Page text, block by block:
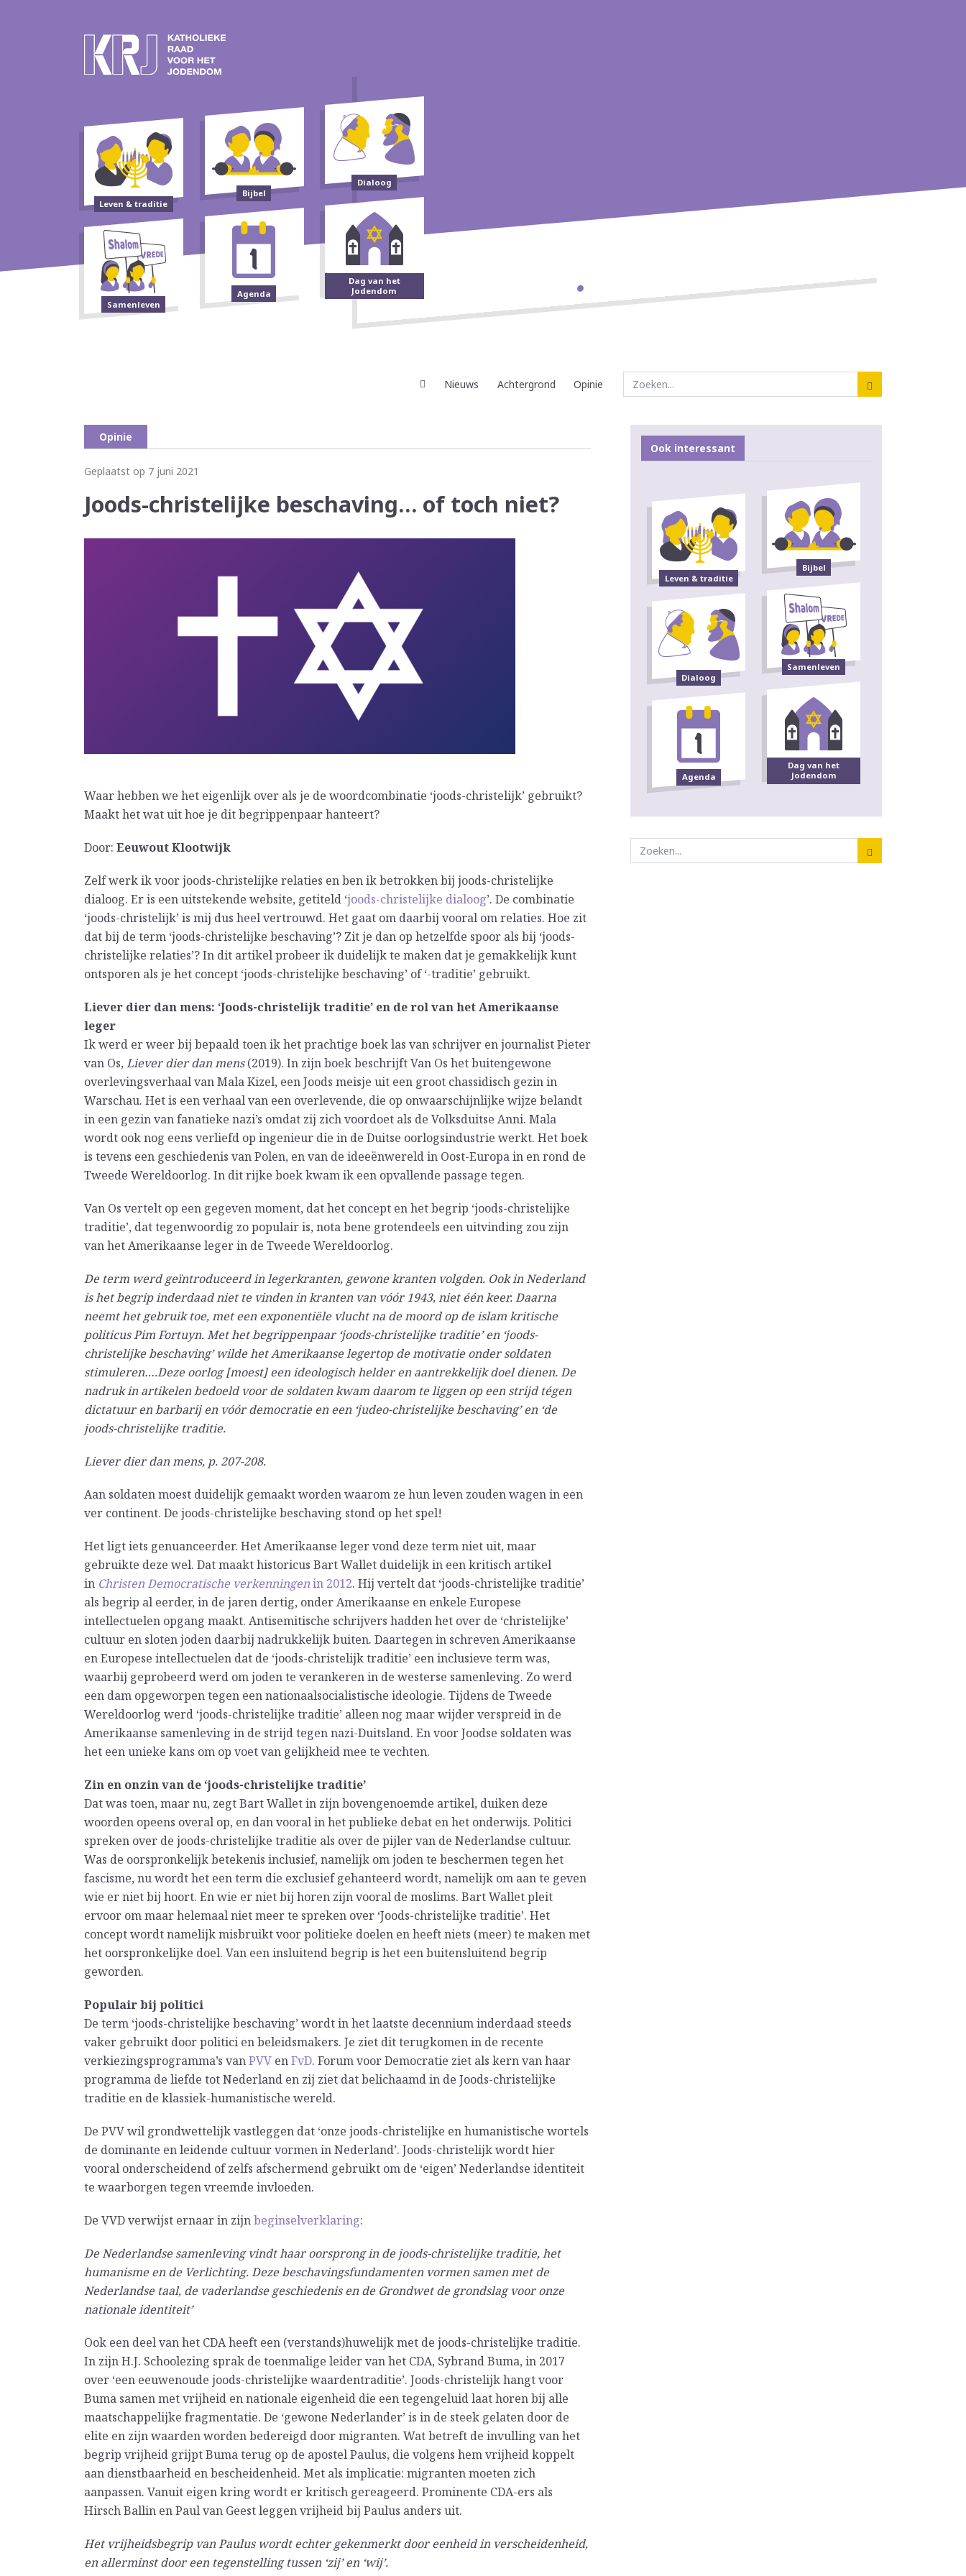
Leven & traditie
Bijbel
Dialoog
Samenleven
Agenda
Dag van het
Jodendom
Nieuws Achtergrond Opinie
Opinie
Geplaatst op 7 juni 2021
Joods-christelijke beschaving… of toch niet?
Waar hebben we het eigenlijk over als je de woordcombinatie ‘joods-christelijk’ gebruikt?
Maakt het wat uit hoe je dit begrippenpaar hanteert?
Door: Eeuwout Klootwijk
Zelf werk ik voor joods-christelijke relaties en ben ik betrokken bij joods-christelijke
dialoog. Er is een uitstekende website, getiteld ‘joods-christelijke dialoog’. De combinatie
‘joods-christelijk’ is mij dus heel vertrouwd. Het gaat om daarbij vooral om relaties. Hoe zit
dat bij de term ‘joods-christelijke beschaving’? Zit je dan op hetzelfde spoor als bij ‘joods-
christelijke relaties’? In dit artikel probeer ik duidelijk te maken dat je gemakkelijk kunt
ontsporen als je het concept ‘joods-christelijke beschaving’ of ‘-traditie’ gebruikt.
Liever dier dan mens: ‘Joods-christelijk traditie’ en de rol van het Amerikaanse
leger
Ik werd er weer bij bepaald toen ik het prachtige boek las van schrijver en journalist Pieter
van Os, Liever dier dan mens(2019). In zijn boek beschrijft Van Os het buitengewone
overlevingsverhaal van Mala Kizel, een Joods meisje uit een groot chassidisch gezin in
Warschau. Het is een verhaal van een overlevende, die op onwaarschijnlijke wijze belandt
in een gezin van fanatieke nazi’s omdat zij zich voordoet als de Volksduitse Anni. Mala
wordt ook nog eens verliefd op ingenieur die in de Duitse oorlogsindustrie werkt. Het boek
is tevens een geschiedenis van Polen, en van de ideeënwereld in Oost-Europa in en rond de
Tweede Wereldoorlog. In dit rijke boek kwam ik een opvallende passage tegen.
Van Os vertelt op een gegeven moment, dat het concept en het begrip ‘joods-christelijke
traditie’, dat tegenwoordig zo populair is, nota bene grotendeels een uitvinding zou zijn
van het Amerikaanse leger in de Tweede Wereldoorlog.
De term werd geïntroduceerd in legerkranten, gewone kranten volgden. Ook in Nederland
is het begrip inderdaad niet te vinden in kranten van vóór 1943, niet één keer. Daarna
neemt het gebruik toe, met een exponentiële vlucht na de moord op de islam kritische
politicus Pim Fortuyn. Met het begrippenpaar ‘joods-christelijke traditie’ en ‘joods-
christelijke beschaving’ wilde het Amerikaanse legertop de motivatie onder soldaten
stimuleren….Deze oorlog [moest] een ideologisch helder en aantrekkelijk doel dienen. De
nadruk in artikelen bedoeld voor de soldaten kwam daarom te liggen op een strijd tégen
dictatuur en barbarij en vóór democratie en een ‘judeo-christelijke beschaving’ en ‘de
joods-christelijke traditie.
Liever dier dan mens, p. 207-208.
Aan soldaten moest duidelijk gemaakt worden waarom ze hun leven zouden wagen in een
ver continent. De joods-christelijke beschaving stond op het spel!
Het ligt iets genuanceerder. Het Amerikaanse leger vond deze term niet uit, maar
gebruikte deze wel. Dat maakt historicus Bart Wallet duidelijk in een kritisch artikel
in Christen Democratische verkenningenin 2012. Hij vertelt dat ‘joods-christelijke traditie’
als begrip al eerder, in de jaren dertig, onder Amerikaanse en enkele Europese
intellectuelen opgang maakt. Antisemitische schrijvers hadden het over de ‘christelijke’
cultuur en sloten joden daarbij nadrukkelijk buiten. Daartegen in schreven Amerikaanse
en Europese intellectuelen dat de ‘joods-christelijk traditie’ een inclusieve term was,
waarbij geprobeerd werd om joden te verankeren in de westerse samenleving. Zo werd
een dam opgeworpen tegen een nationaalsocialistische ideologie. Tijdens de Tweede
Wereldoorlog werd ‘joods-christelijke traditie’ alleen nog maar wijder verspreid in de
Amerikaanse samenleving in de strijd tegen nazi-Duitsland. En voor Joodse soldaten was
het een unieke kans om op voet van gelijkheid mee te vechten.
Zin en onzin van de ‘joods-christelijke traditie’
Dat was toen, maar nu, zegt Bart Wallet in zijn bovengenoemde artikel, duiken deze
woorden opeens overal op, en dan vooral in het publieke debat en het onderwijs. Politici
spreken over de joods-christelijke traditie als over de pijler van de Nederlandse cultuur.
Was de oorspronkelijk betekenis inclusief, namelijk om joden te beschermen tegen het
fascisme, nu wordt het een term die exclusief gehanteerd wordt, namelijk om aan te geven
wie er niet bij hoort. En wie er niet bij horen zijn vooral de moslims. Bart Wallet pleit
ervoor om maar helemaal niet meer te spreken over ‘Joods-christelijke traditie’. Het
concept wordt namelijk misbruikt voor politieke doelen en heeft niets (meer) te maken met
het oorspronkelijke doel. Van een insluitend begrip is het een buitensluitend begrip
geworden.
Populair bij politici
De term ‘joods-christelijke beschaving’ wordt in het laatste decennium inderdaad steeds
vaker gebruikt door politici en beleidsmakers. Je ziet dit terugkomen in de recente
verkiezingsprogramma’s vanPVV enFvD. Forum voor Democratie ziet als kern van haar
programma de liefde tot Nederland en zij ziet dat belichaamd in de Joods-christelijke
traditie en de klassiek-humanistische wereld.
De PVV wil grondwettelijk vastleggen dat ‘onze joods-christelijke en humanistische wortels
de dominante en leidende cultuur vormen in Nederland’. Joods-christelijk wordt hier
vooral onderscheidend of zelfs afschermend gebruikt om de ‘eigen’ Nederlandse identiteit
te waarborgen tegen vreemde invloeden.
De VVD verwijst ernaar in zijnbeginselverklaring:
De Nederlandse samenleving vindt haar oorsprong in de joods-christelijke traditie, het
humanisme en de Verlichting. Deze beschavingsfundamenten vormen samen met de
Nederlandse taal, de vaderlandse geschiedenis en de Grondwet de grondslag voor onze
nationale identiteit’
Ook een deel van het CDA heeft een (verstands)huwelijk met de joods-christelijke traditie.
In zijn H.J. Schoolezing sprak de toenmalige leider van het CDA, Sybrand Buma, in 2017
over ‘een eeuwenoude joods-christelijke waardentraditie’. Joods-christelijk hangt voor
Buma samen met vrijheid en nationale eigenheid die een tegengeluid laat horen bij alle
maatschappelijke fragmentatie. De ‘gewone Nederlander’ is in de steek gelaten door de
elite en zijn waarden worden bedereigd door migranten. Wat betreft de invulling van het
begrip vrijheid grijpt Buma terug op de apostel Paulus, die volgens hem vrijheid koppelt
aan dienstbaarheid en bescheidenheid. Met als implicatie: migranten moeten zich
aanpassen. Vanuit eigen kring wordt er kritisch gereageerd. Prominente CDA-ers als
Hirsch Ballin en Paul van Geest leggen vrijheid bij Paulus anders uit.
Het vrijheidsbegrip van Paulus wordt echter gekenmerkt door eenheid in verscheidenheid,
en allerminst door een tegenstelling tussen ‘zij’ en ‘wij’.
Ook interessant
Leven & traditie
Bijbel
Dialoog
Samenleven
Agenda
Dag van het
Jodendom